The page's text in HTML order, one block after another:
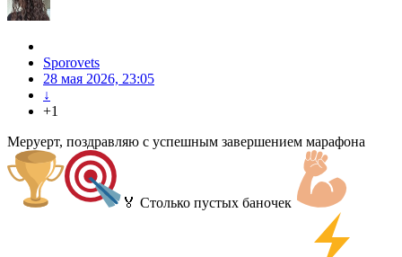
Sporovets
28 мая 2026, 23:05
↓
+1
Меруерт, поздравляю с успешным завершением марафона
🏅 Столько пустых баночек